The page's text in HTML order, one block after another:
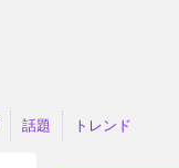
話題 トレンド